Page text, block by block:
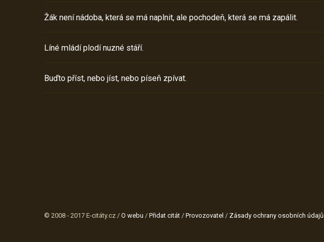
Žák není nádoba, která se má naplnit, ale pochodeň, která se má zapálit.
Líné mládí plodí nuzné stáří.
Buďto příst, nebo jíst, nebo píseň zpívat.
© 2008 - 2017 E-citáty.cz / O webu / Přidat citát / Provozovatel / Zásady ochrany osobních údajů